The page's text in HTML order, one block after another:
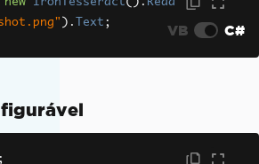
). Text ; VB C#
;